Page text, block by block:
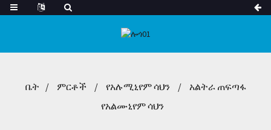
ቤት ምርቶች የአሉሚኒየም ሳህን
አልትራ ጠፍጣፋ
የአልሙኒየም ሳህን